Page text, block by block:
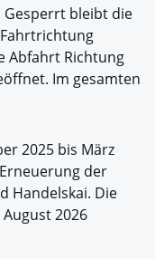
bleibt die
Abfahrt Richtung
Im gesamten
2025 bis März
der
Handelskai. Die
2026